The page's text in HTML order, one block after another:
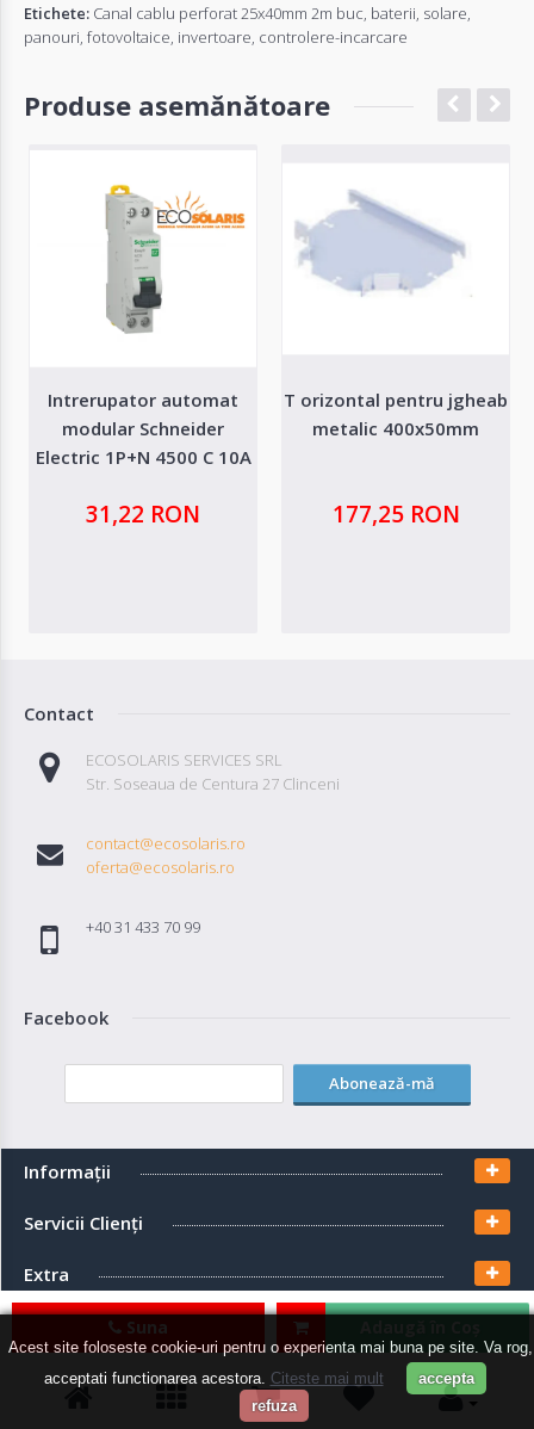
Acest site foloseste cookie-uri pentru o experienta mai buna pe site. Va rog,
acceptati functionarea acestora. Citeste mai mult
accepta
refuza
Etichete: Canal cablu perforat 25x40mm 2m buc baterii solare
panouri fotovoltaice invertoare controlere-incarcare
Produse asemănătoare
Intrerupator automat
modular Schneider
Electric 1P+N 4500 C 10A
31,22 RON
T orizontal pentru jgheab
metalic 400x50mm
177,25 RON
Suna
Contact
ECOSOLARIS SERVICES SRL
Str. Soseaua de Centura 27 Clinceni
contact@ecosolaris.ro
oferta@ecosolaris.ro
+40 31 433 70 99
Facebook
Abonează-mă
Informaţii
Servicii Clienţi
Extra
Contul meu